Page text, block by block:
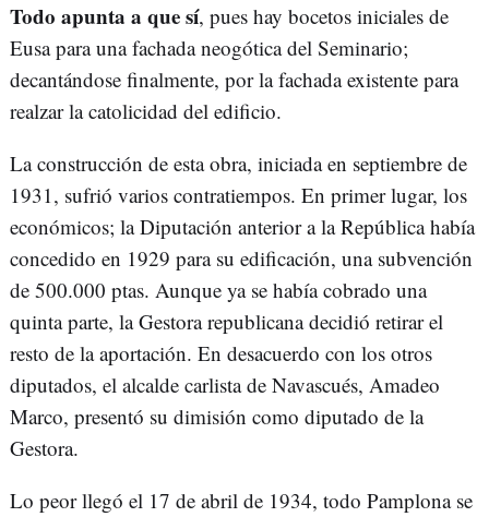
Todo apunta a que sí, pues hay bocetos iniciales de
Eusa para una fachada neogótica del Seminario;
decantándose finalmente, por la fachada existente para
realzar la catolicidad del edificio.
La construcción de esta obra, iniciada en septiembre de
1931, sufrió varios contratiempos. En primer lugar, los
económicos; la Diputación anterior a la República había
concedido en 1929 para su edificación, una subvención
de 500.000 ptas. Aunque ya se había cobrado una
quinta parte, la Gestora republicana decidió retirar el
resto de la aportación. En desacuerdo con los otros
diputados, el alcalde carlista de Navascués, Amadeo
Marco, presentó su dimisión como diputado de la
Gestora.
Lo peor llegó el 17 de abril de 1934, todo Pamplona se